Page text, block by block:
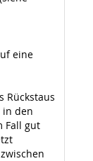
eine
Rückstaus
in den
Fall gut